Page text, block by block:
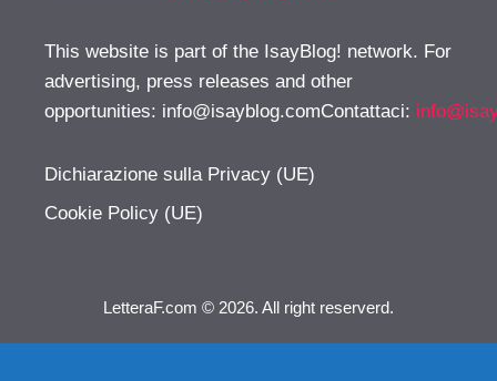
This website is part of the IsayBlog! network. For
advertising, press releases and other
opportunities: info@isayblog.comContattaci:
Dichiarazione sulla Privacy (UE)
Cookie Policy (UE)
LetteraF.com © 2026. All right reserverd.